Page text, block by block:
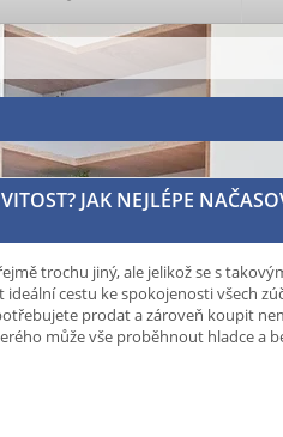
JAK NEJLÉPE
trochu jiný, ale jelikož se s
ideální cestu ke spokojenosti všech
prodat a zároveň koupit
může vše proběhnout hladce a